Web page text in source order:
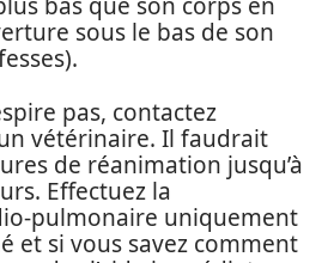
bas que son corps en
sous le bas de son
pas, contactez
vétérinaire. Il faudrait
de réanimation jusqu’à
Effectuez la
pulmonaire uniquement
et si vous savez comment